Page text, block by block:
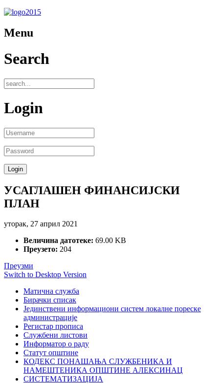
Menu
Search
Login
УСАГЛАШЕН ФИНАНСИЈСКИ
ПЛАН
уторак, 27 април 2021
Величина датотеке: 69.00 KB
Преузето: 204
Преузми
Switch to Desktop Version
Матична служба
Бирачки списак
Јединствени информациони систем локалне пореске
администрације
Регистар прописа
Службени листови
Информатор о раду
Статут општине
КОДЕКС ПОНАШАЊА СЛУЖБЕНИКА И
НАМЕШТЕНИКА ОПШТИНЕ АЛЕКСИНАЦ
СИСТЕМАТИЗАЦИЈА